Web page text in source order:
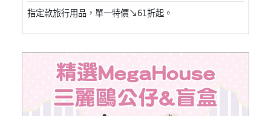
指定款旅行用品，單一特價↘61折起。